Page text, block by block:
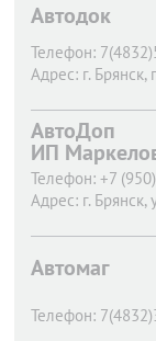
Автодок
Телефон:
Адрес: г. Брянск,
АвтоДоп
ИП
Телефон: +7
Адрес: г. Брянск,
Автомаг
Телефон: